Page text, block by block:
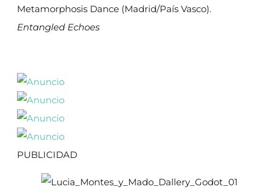
Metamorphosis Dance (Madrid/País Vasco).
Entangled Echoes
PUBLICIDAD